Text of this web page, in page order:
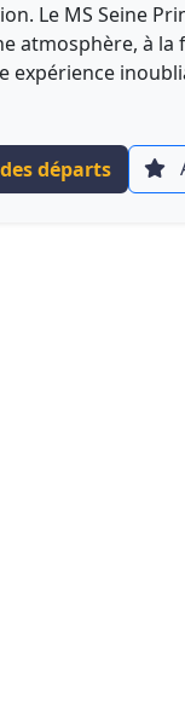
Le MS Seine
atmosphère, à la
expérience
départs